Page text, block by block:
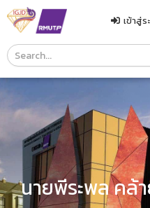
Course
Search
Header
เข้าสู่ร
นายพีระพล คล้